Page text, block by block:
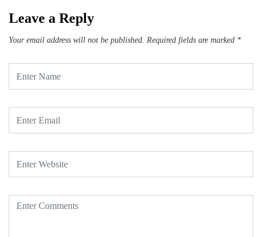
Leave a Reply
Your email address will not be published. Required fields are marked *